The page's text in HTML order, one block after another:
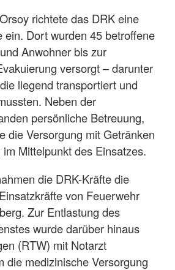
richtete das DRK eine
ein. Dort wurden 45 betroffene
Anwohner bis zur
versorgt – darunter
liegend transportiert und
Neben der
persönliche Betreuung,
die Versorgung mit Getränken
Mittelpunkt des Einsatzes.
die DRK-Kräfte die
von Feuerwehr
Zur Entlastung des
wurde darüber hinaus
(RTW) mit Notarzt
die medizinische Versorgung